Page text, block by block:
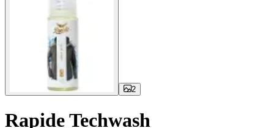
2
Rapide Techwash